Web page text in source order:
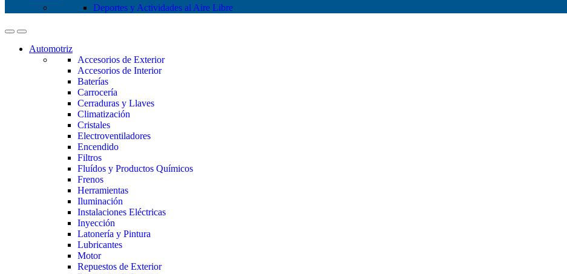
Deportes y Actividades al Aire Libre
Automotriz
Accesorios de Exterior
Accesorios de Interior
Baterías
Carrocería
Cerraduras y Llaves
Climatización
Cristales
Electroventiladores
Encendido
Filtros
Fluídos y Productos Químicos
Frenos
Herramientas
Iluminación
Instalaciones Eléctricas
Inyección
Latonería y Pintura
Lubricantes
Motor
Repuestos de Exterior